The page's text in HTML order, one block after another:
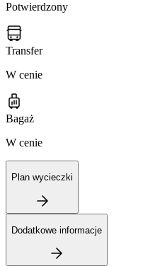
Potwierdzony
Transfer
W cenie
Bagaż
W cenie
Plan wycieczki
Dodatkowe informacje